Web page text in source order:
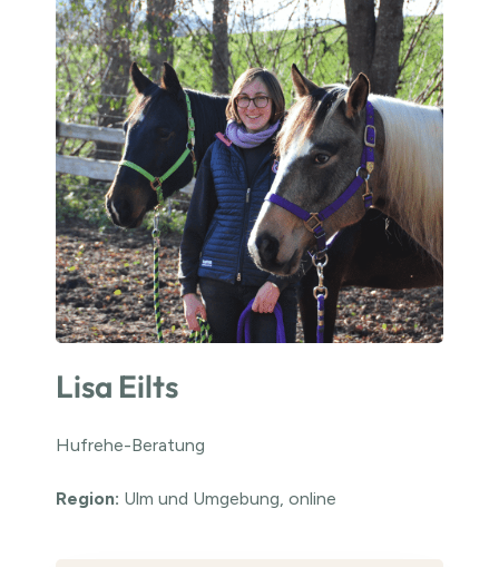
Lisa Eilts
Hufrehe-Beratung
Region: Ulm und Umgebung, online